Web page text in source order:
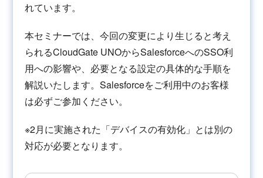
れています。
本セミナーでは、今回の変更により生じると考え
られるCloudGate UNOからSalesforceへのSSO利
用への影響や、必要となる設定の具体的な手順を
解説いたします。Salesforceをご利用中のお客様
は必ずご参加ください。
※2月に実施された「デバイスの有効化」とは別の
対応が必要となります。